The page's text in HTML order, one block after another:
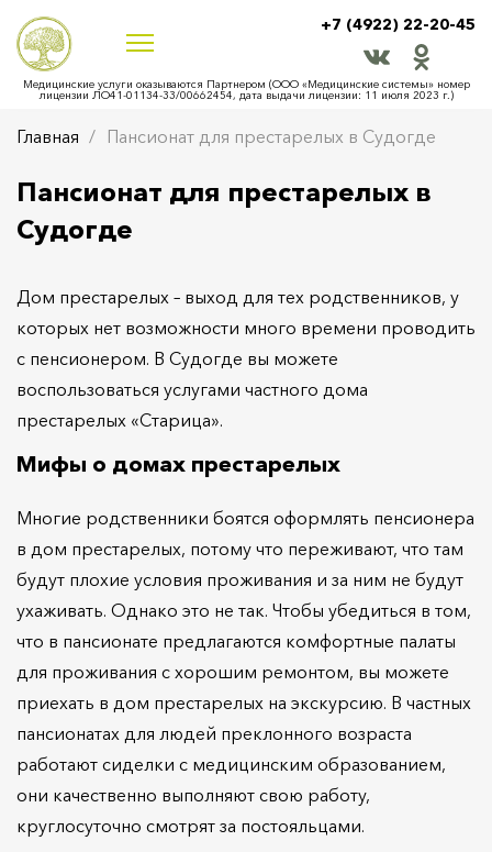
+7 (4922) 22-20-45
Медицинские услуги оказываются Партнером (ООО «Медицинские системы» номер
лицензии ЛО41-01134-33/00662454, дата выдачи лицензии: 11 июля 2023 г.)
Главная Пансионат для престарелых в Судогде
Пансионат для престарелых в
Судогде
Дом престарелых – выход для тех родственников, у
которых нет возможности много времени проводить
с пенсионером. В Судогде вы можете
воспользоваться услугами частного дома
престарелых «Старица».
Мифы о домах престарелых
Многие родственники боятся оформлять пенсионера
в дом престарелых, потому что переживают, что там
будут плохие условия проживания и за ним не будут
ухаживать. Однако это не так. Чтобы убедиться в том,
что в пансионате предлагаются комфортные палаты
для проживания с хорошим ремонтом, вы можете
приехать в дом престарелых на экскурсию. В частных
пансионатах для людей преклонного возраста
работают сиделки с медицинским образованием,
они качественно выполняют свою работу,
круглосуточно смотрят за постояльцами.